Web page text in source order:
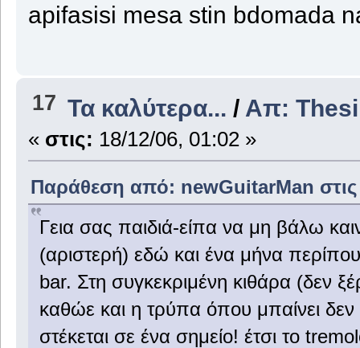
apifasisi mesa stin bdomada
17 Τα καλύτερα... / Απ:
« στις: 18/12/06, 01:02 »
Παράθεση από: newGuitarMan στις
Γεια σας παιδιά-είπα να μη βάλω
(αριστερή) εδώ και ένα μήνα
bar. Στη συγκεκριμένη κιθάρα (δεν
καθώε και η τρύπα όπου μπαίνει δεν
στέκεται σε ένα σημείο! έτσι το